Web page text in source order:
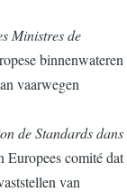
Ministres de
binnenwateren
vaarwegen
de Standards dans
Europees comité dat
van